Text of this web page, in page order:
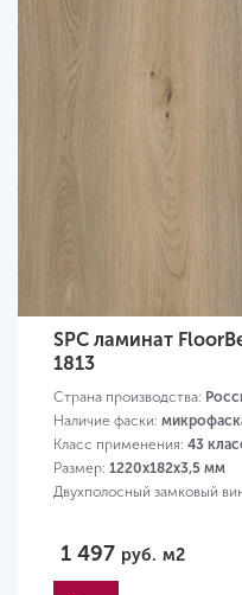
SPC ламинат
1813
Страна производства:
Наличие фаски:
Класс применения: 43
Размер: 1220х182х3,5 мм
Двухполосный замковый
1 497 руб. м2